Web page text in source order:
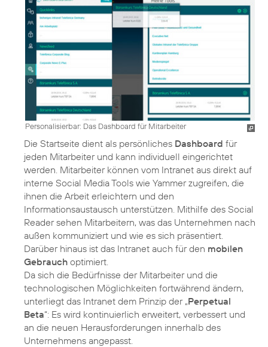
Personalisierbar: Das Dashboard für Mitarbeiter
Die Startseite dient als persönliches Dashboard für
jeden Mitarbeiter und kann individuell eingerichtet
werden. Mitarbeiter können vom Intranet aus direkt auf
interne Social Media Tools wie Yammer zugreifen, die
ihnen die Arbeit erleichtern und den
Informationsaustausch unterstützen. Mithilfe des Social
Reader sehen Mitarbeitern, was das Unternehmen nach
außen kommuniziert und wie es sich präsentiert.
Darüber hinaus ist das Intranet auch für den mobilen
Gebrauch optimiert.
Da sich die Bedürfnisse der Mitarbeiter und die
technologischen Möglichkeiten fortwährend ändern,
unterliegt das Intranet dem Prinzip der „Perpetual
Beta“: Es wird kontinuierlich erweitert, verbessert und
an die neuen Herausforderungen innerhalb des
Unternehmens angepasst.